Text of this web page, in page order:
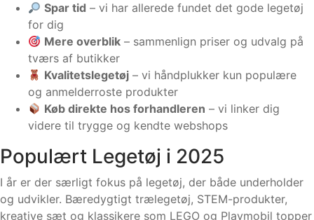
Spar tid – vi har allerede fundet det gode legetøj
for dig
Mere overblik – sammenlign priser og udvalg på
tværs af butikker
Kvalitetslegetøj – vi håndplukker kun populære
og anmelderroste produkter
Køb direkte hos forhandleren – vi linker dig
videre til trygge og kendte webshops
Populært Legetøj i 2025
I år er der særligt fokus på legetøj, der både underholder
og udvikler. Bæredygtigt trælegetøj, STEM-produkter,
kreative sæt og klassikere som LEGO og Playmobil topper